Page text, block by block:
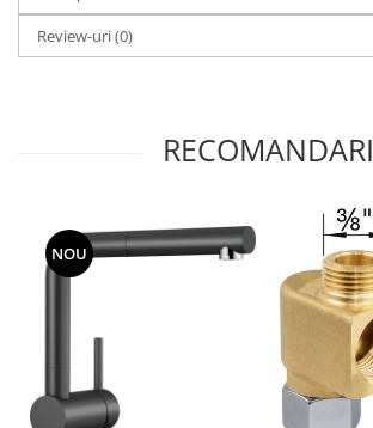
Review-uri(0)
RECOMANDARI
NOU